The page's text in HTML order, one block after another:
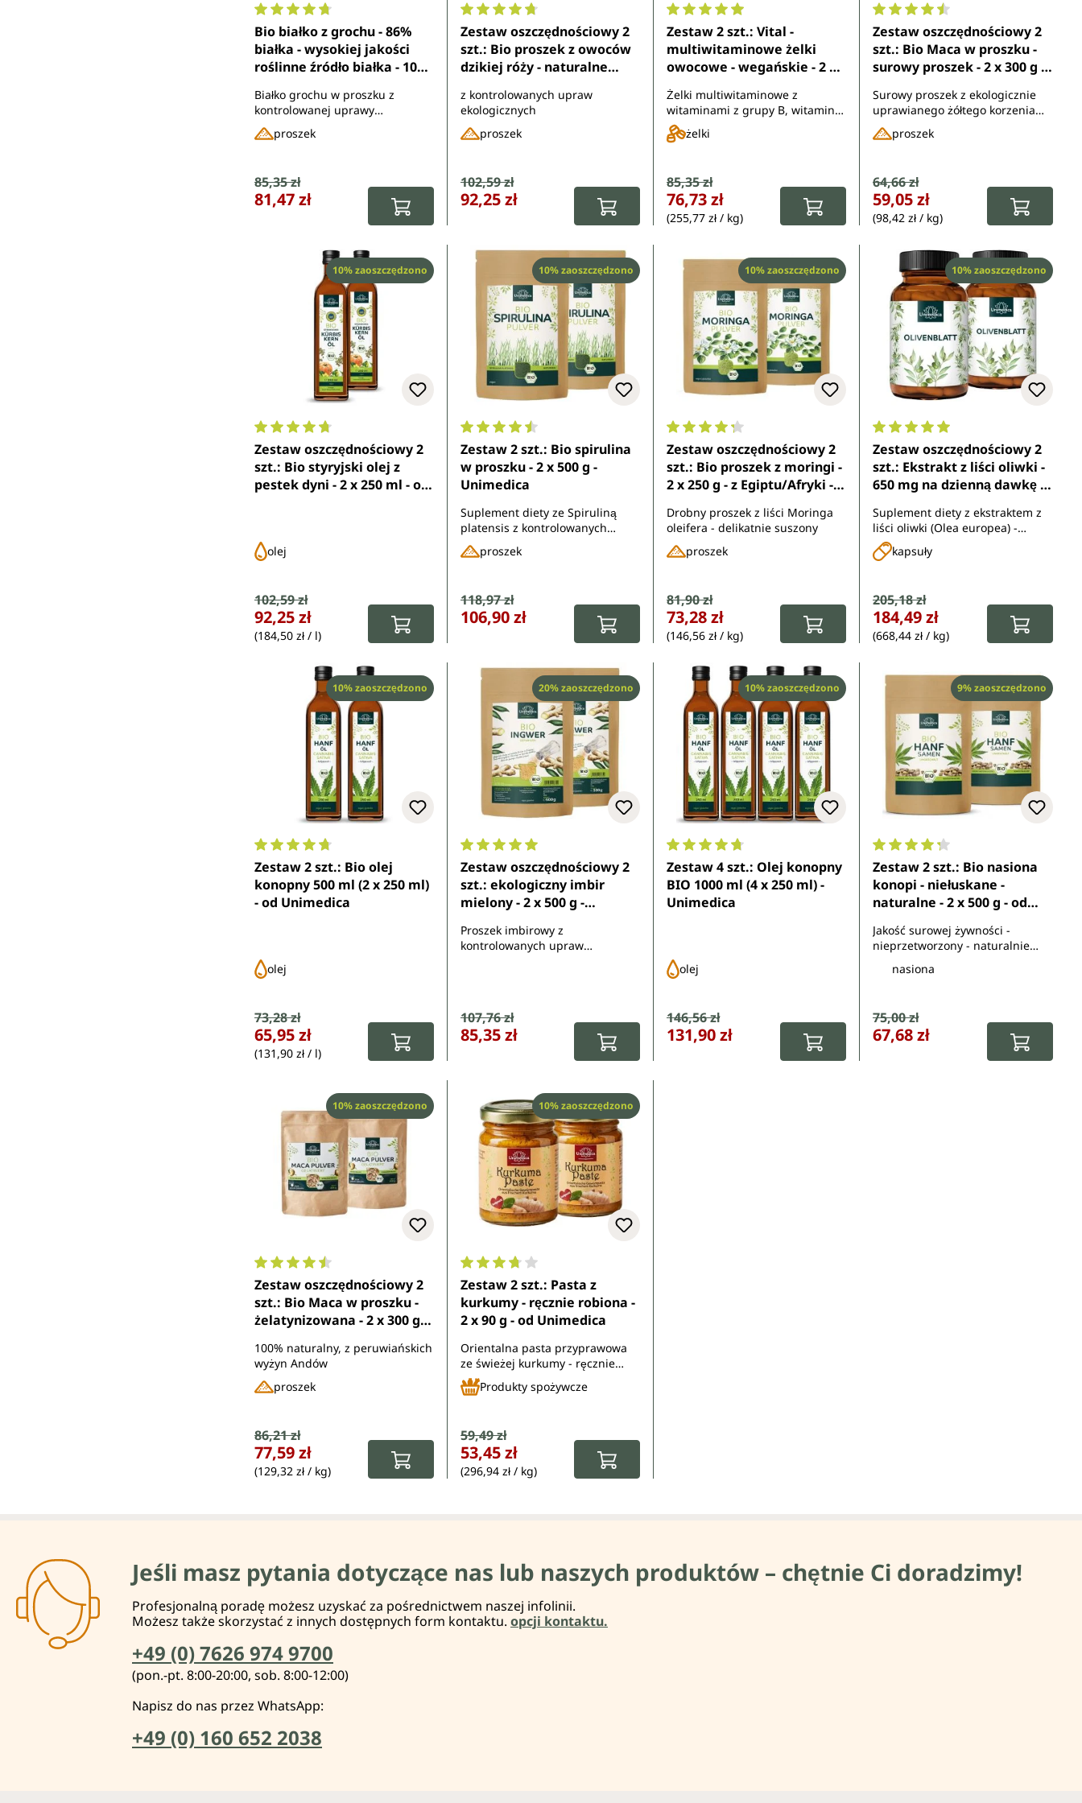
Średnia ocena 4.7 z 5 gwiazdek
Bio białko z grochu - 86%
białka - wysokiej jakości
roślinne źródło białka - 1000
Białko grochu w proszku z
kontrolowanej uprawy
ekologicznej - 86% białka
proszek
Cena sprzedaży:
Cena regularna:
85,35 zł
81,47 zł
Średnia ocena 4.7 z 5 gwiazdek
Zestaw oszczędnościowy 2
szt.: Bio proszek z owoców
dzikiej róży - naturalne
w błonnik - 2 x 500 g - od
Unimedica
z kontrolowanych upraw
ekologicznych
proszek
Cena sprzedaży:
Cena regularna:
102,59 zł
92,25 zł
Średnia ocena 4.9 z 5 gwiazdek
Zestaw 2 szt.: Vital -
multiwitaminowe żelki
owocowe - wegańskie - 2 x
60 żelek - od Unimedica
Żelki multiwitaminowe z
witaminami z grupy B, witaminą
D, żelazem, jodem, miedzią i
manganem
żelki
Cena sprzedaży:
Cena regularna:
85,35 zł
76,73 zł
(255,77 zł / kg)
Średnia ocena 4.5 z 5 gwiazdek
Zestaw oszczędnościowy 2
szt.: Bio Maca w proszku -
surowy proszek - 2 x 300 g -
Surowy proszek z ekologicznie
uprawianego żółtego korzenia
macy
proszek
Cena sprzedaży:
Cena regularna:
64,66 zł
59,05 zł
(98,42 zł / kg)
Rabat
10% zaoszczędzono
Średnia ocena 4.8 z 5 gwiazdek
Zestaw oszczędnościowy 2
szt.: Bio styryjski olej z
pestek dyni - 2 x 250 ml - od
olej
Cena sprzedaży:
Cena regularna:
102,59 zł
92,25 zł
(184,50 zł / l)
Rabat
10% zaoszczędzono
Średnia ocena 4.6 z 5 gwiazdek
Zestaw 2 szt.: Bio spirulina
w proszku - 2 x 500 g -
Unimedica
Suplement diety ze Spiruliną
platensis z kontrolowanych
upraw ekologicznych
proszek
Cena sprzedaży:
Cena regularna:
118,97 zł
106,90 zł
Rabat
10% zaoszczędzono
Średnia ocena 4.3 z 5 gwiazdek
Zestaw oszczędnościowy 2
szt.: Bio proszek z moringi -
2 x 250 g - z Egiptu/Afryki -
Unimedica
Drobny proszek z liści Moringa
oleifera - delikatnie suszony
proszek
Cena sprzedaży:
Cena regularna:
81,90 zł
73,28 zł
(146,56 zł / kg)
Rabat
10% zaoszczędzono
Średnia ocena 5 z 5 gwiazdek
Zestaw oszczędnościowy 2
szt.: Ekstrakt z liści oliwki -
650 mg na dzienną dawkę (1
- od Unimedica
Suplement diety z ekstraktem z
liści oliwki (Olea europea) -
wysokodawkowy
kapsuły
Cena sprzedaży:
Cena regularna:
205,18 zł
184,49 zł
(668,44 zł / kg)
Rabat
10% zaoszczędzono
Średnia ocena 4.8 z 5 gwiazdek
Zestaw 2 szt.: Bio olej
konopny 500 ml (2 x 250 ml)
- od Unimedica
olej
Cena sprzedaży:
Cena regularna:
73,28 zł
65,95 zł
(131,90 zł / l)
Rabat
20% zaoszczędzono
Średnia ocena 5 z 5 gwiazdek
Zestaw oszczędnościowy 2
szt.: ekologiczny imbir
mielony - 2 x 500 g -
Proszek imbirowy z
kontrolowanych upraw
Cena sprzedaży:
Cena regularna:
107,76 zł
85,35 zł
Rabat
10% zaoszczędzono
Średnia ocena 4.8 z 5 gwiazdek
Zestaw 4 szt.: Olej konopny
BIO 1000 ml (4 x 250 ml) -
Unimedica
olej
Cena sprzedaży:
Cena regularna:
146,56 zł
131,90 zł
Rabat
9% zaoszczędzono
Średnia ocena 4.3 z 5 gwiazdek
Zestaw 2 szt.: Bio nasiona
konopi - niełuskane -
naturalne - 2 x 500 g - od
Jakość surowej żywności -
nieprzetworzony - naturalnie
nasiona
Cena sprzedaży:
Cena regularna:
75,00 zł
67,68 zł
Rabat
10% zaoszczędzono
Średnia ocena 4.6 z 5 gwiazdek
Zestaw oszczędnościowy 2
szt.: Bio Maca w proszku -
żelatynizowana - 2 x 300 g -
100% naturalny, z peruwiańskich
wyżyn Andów
proszek
Cena sprzedaży:
Cena regularna:
86,21 zł
77,59 zł
(129,32 zł / kg)
Rabat
10% zaoszczędzono
Średnia ocena 3.7 z 5 gwiazdek
Zestaw 2 szt.: Pasta z
kurkumy - ręcznie robiona -
2 x 90 g - od Unimedica
Orientalna pasta przyprawowa
ze świeżej kurkumy - ręcznie
wykonana w Badenii-
Wirtembergii
Produkty spożywcze
Cena sprzedaży:
Cena regularna:
59,49 zł
53,45 zł
(296,94 zł / kg)
Jeśli masz pytania dotyczące nas lub naszych produktów – chętnie Ci doradzimy!
Profesjonalną poradę możesz uzyskać za pośrednictwem naszej infolinii.
Możesz także skorzystać z innych dostępnych form kontaktu. opcji kontaktu.
+49 (0) 7626 974 9700
(pon.-pt. 8:00-20:00, sob. 8:00-12:00)
Napisz do nas przez WhatsApp:
+49 (0) 160 652 2038